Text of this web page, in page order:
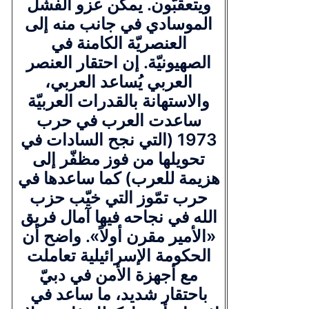
ويتعقبّون. يمكن عزو الفشل
الموسادي في جانب منه إلى
العنصريّة الكامنة في
الصهيونيّة. إن احتقار العنصر
العربي يُساعد العربي،
والاستهانة بالقدرات العربيّة
ساعدت العرب في حرب
1973 (التي نجح السادات في
تحويلها من فوز مظفّر إلى
هزيمة للعرب) كما ساعدها في
حرب تمّوز التي خيّب حزب
الله في نجاحه فيها آمال فريق
«الأمير مقرن أولاً». واضح أن
الحكومة الإسرائيلية تعاملت
مع أجهزة الأمن في دبيّ
باحتقار شديد، ما ساعد في